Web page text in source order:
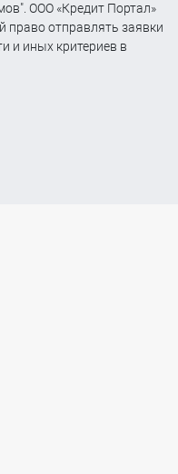
ООО «Кредит Портал»
право отправлять заявки
и иных критериев в